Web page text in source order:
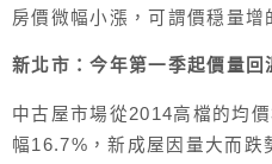
房價微幅小漲，可謂價穏量增
新北市：今年第一季起價量回
中古屋市場從2014高檔的均
幅16.7%，新成屋因量大而跌